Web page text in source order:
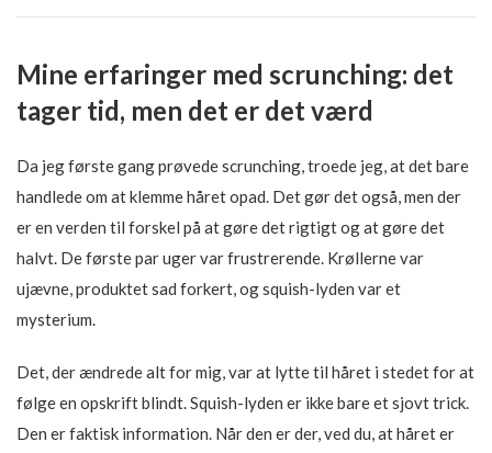
Mine erfaringer med scrunching: det
tager tid, men det er det værd
Da jeg første gang prøvede scrunching, troede jeg, at det bare
handlede om at klemme håret opad. Det gør det også, men der
er en verden til forskel på at gøre det rigtigt og at gøre det
halvt. De første par uger var frustrerende. Krøllerne var
ujævne, produktet sad forkert, og squish-lyden var et
mysterium.
Det, der ændrede alt for mig, var at lytte til håret i stedet for at
følge en opskrift blindt. Squish-lyden er ikke bare et sjovt trick.
Den er faktisk information. Når den er der, ved du, at håret er